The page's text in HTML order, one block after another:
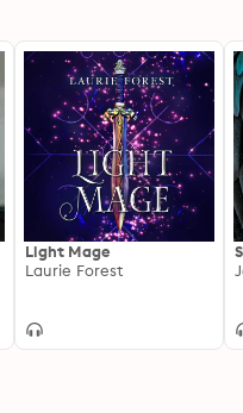
Light Mage
Laurie Forest